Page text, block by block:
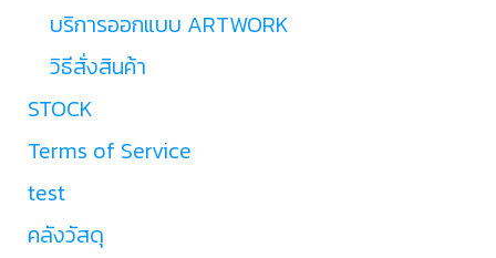
บริการออกแบบ ARTWORK
วิธีสั่งสินค้า
STOCK
Terms of Service
test
คลังวัสดุ